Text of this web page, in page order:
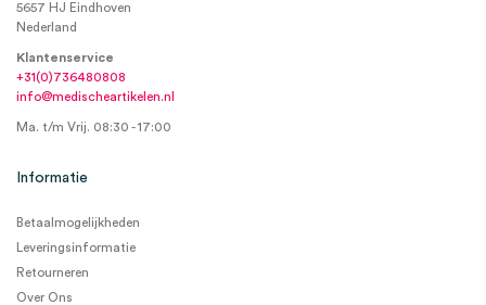
5657 HJ Eindhoven
Nederland
Klantenservice
+31(0)736480808
info@medischeartikelen.nl
Ma. t/m Vrij. 08:30 - 17:00
Informatie
Betaalmogelijkheden
Leveringsinformatie
Retourneren
Over Ons